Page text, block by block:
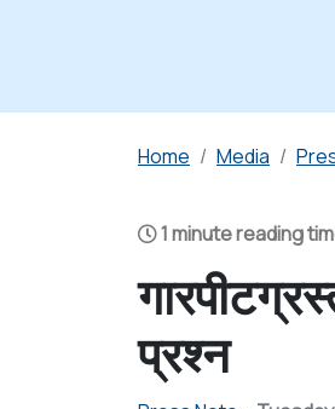
Home Media
1 minute reading
प्रश्न